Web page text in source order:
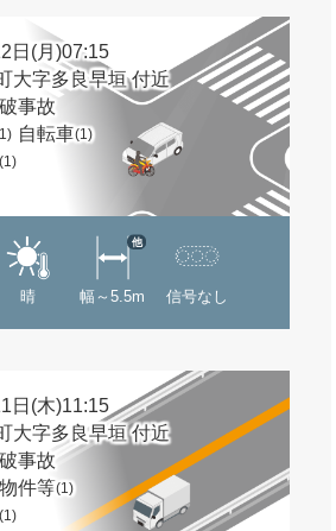
日(月)07:15
大字多良早垣 付近
事故
自転車(1)
(1)
晴 幅～5.5m
他
信号なし
日(木)11:15
大字多良早垣 付近
事故
物件等(1)
(1)